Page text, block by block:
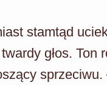
stamtąd
głos. Ton
sprzeciwu.